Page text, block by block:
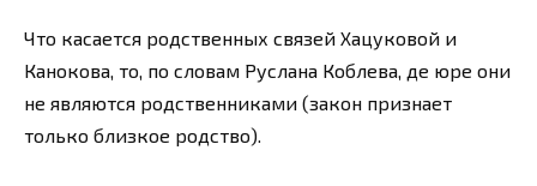
Что касается родственных связей Хацуковой и
Канокова, то, по словам Руслана Коблева, де юре они
не являются родственниками (закон признает
только близкое родство).